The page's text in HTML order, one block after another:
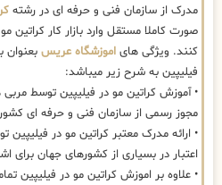
مدرک از سازمان فنی و حرفه ای در رشته
صورت کاملا مستقل وارد بازار کار
کنند. ویژگی های اموزشگاه عریس بعنوان
فیلیپین به شرح زیر میباشد:
• آموزش کراتین مو در فیلیپین توسط مربی
مجوز رسمی از سازمان فنی و حرفه ای
• ارائه مدرک معتبر کراتین مو در
اعتبار در بسیاری از کشورهای جهان برای
• علاوه بر اموزش کراتین مو در فیلیپین